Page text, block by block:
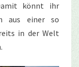
könnt ihr
aus einer so
in der Welt